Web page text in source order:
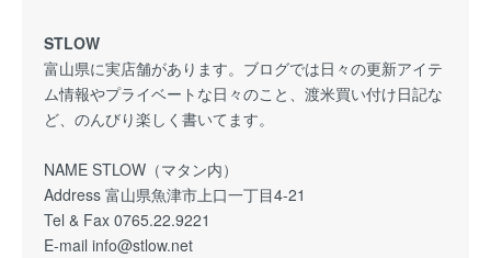
STLOW
富山県に実店舗があります。ブログでは日々の更新アイテ
ム情報やプライベートな日々のこと、渡米買い付け日記な
ど、のんびり楽しく書いてます。
NAME STLOW（マタン内）
Address 富山県魚津市上口一丁目4-21
Tel & Fax 0765.22.9221
E-mail info@stlow.net